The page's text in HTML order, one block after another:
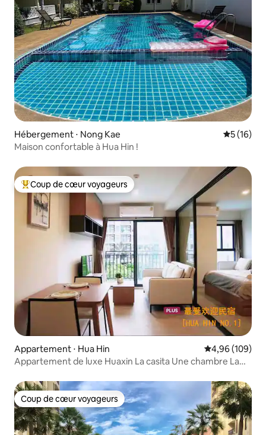
Hébergement ⋅ Nong Kae
5 (16)
Maison confortable à Hua Hin !
Coups de cœur voyageurs les plus appréciés
Coup de cœur voyageurs
Appartement ⋅ Hua Hin Évaluation
4,96 (109)
Appartement de luxe Huaxin La casita Une chambre La
Coup de cœur voyageurs
Coup de cœur voyageurs